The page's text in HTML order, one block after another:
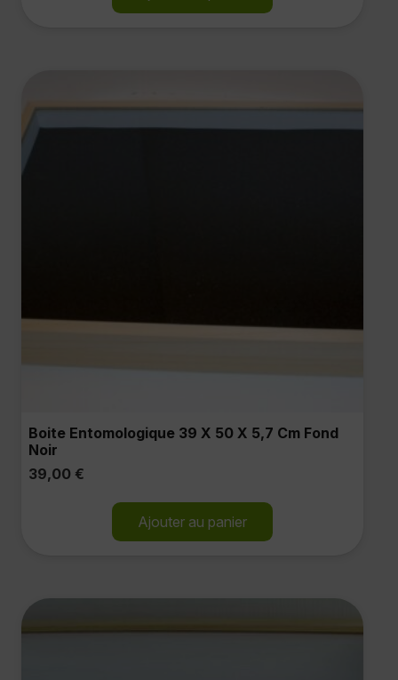
Boite Entomologique 39 X 50 X 5,7 Cm Fond
Noir
39,00 €
Ajouter au panier